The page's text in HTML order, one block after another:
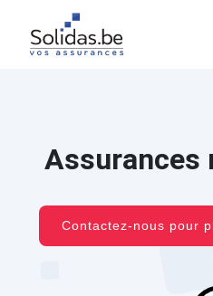
Assurances
Contactez-nous pour